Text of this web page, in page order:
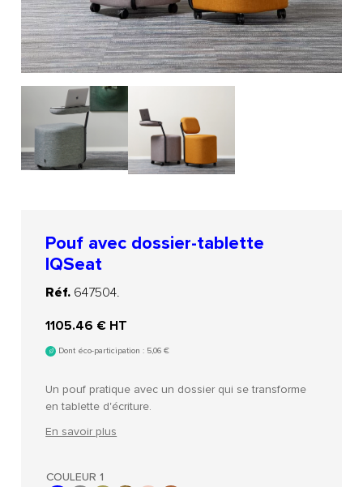
Pouf avec dossier-tablette
IQSeat
Réf. 647504.
1105.46 € HT
Dont éco-participation : 5,06€
Un pouf pratique avec un dossier qui se transforme
en tablette d'écriture.
En savoir plus
COULEUR 1